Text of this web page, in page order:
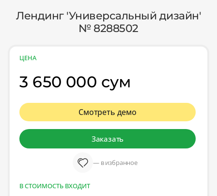
Лендинг 'Универсальный дизайн'
№ 8288502
ЦЕНА
3 650 000 сум
Смотреть демо
Заказать
— в избранное
В СТОИМОСТЬ ВХОДИТ